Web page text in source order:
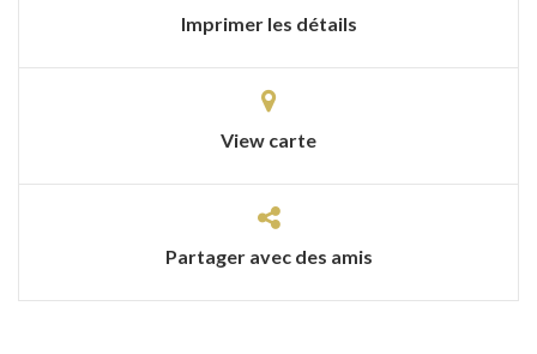
Imprimer les détails
View carte
Partager avec des amis